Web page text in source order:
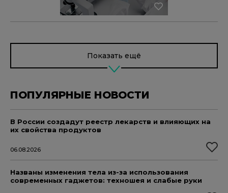
Показать ещё
ПОПУЛЯРНЫЕ НОВОСТИ
В России создадут реестр лекарств и влияющих на
их свойства продуктов
06.08.2026
Названы изменения тела из-за использования
современных гаджетов: техношея и слабые руки